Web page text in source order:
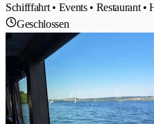
Schifffahrt • Events • Restaurant •
Geschlossen